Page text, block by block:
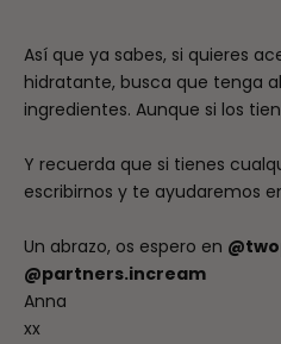
Así que ya sabes, si quieres
hidratante, busca que tenga
ingredientes. Aunque si los
Y recuerda que si tienes
escribirnos y te ayudaremos
Un abrazo, os espero en
@partners.incream
Anna
xx